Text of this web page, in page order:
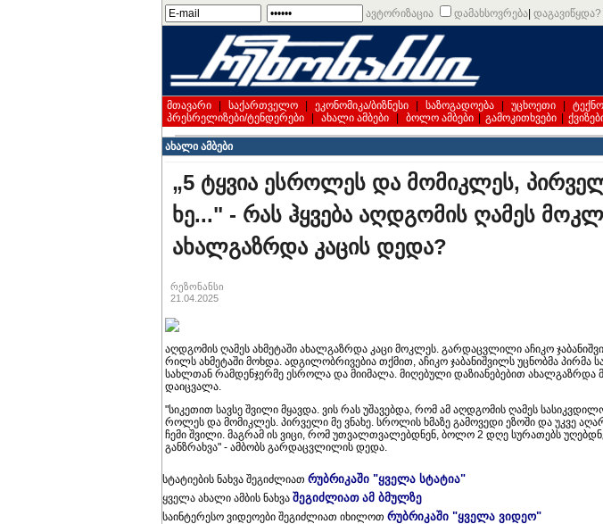
ავტორიზაცია დამახსოვრება დაგავიწყდა?
მთავარი საქართველო ეკონომიკა/ბიზნესი საზოგადოება უცხოეთი
პრესრელიზები/ტენდერები
ახალი ამბები ბოლო ამბები გამოკითხვები
ახალი ამბები
„5 ტყვია ეს­რო­ლეს და მო­მიკ­ლეს,
ხე..." - რას ჰყვება აღდგომის ღამეს
ახალგაზრდა კაცის დედა?
რეზონანსი
21.04.2025
აღ­დგო­მის ღა­მეს ახ­მე­ტა­ში ახალგაზრდა კაცი მოკ­ლეს. გარდაცვლილი აჩი­კო
რილს ახ­მე­ტა­ში მოხ­და. ად­გი­ლობ­რი­ვე­ბია თქმით, აჩი­კო ჯა­ბა­ნიშ­ვილს უც­ნობ­მა პირ­მა
სახ­ლთან რამ­დენ­ჯერ­მე ეს­რო­ლა და მი­ი­მა­ლა. მი­ღე­ბუ­ლი და­ზი­ა­ნე­ბე­ბით ახალ­გაზ­რდა
და­იც­ვა­ლა.
"სი­კე­თით სავ­სე შვი­ლი მყავ­და. ვის რას უშა­ვებ­და, რომ ამ აღ­დგო­მის ღა­მეს
რო­ლეს და მო­მიკ­ლეს. პირ­ვე­ლი მე ვნა­ხე. სრო­ლის ხმა­ზე გა­მო­ვე­დი ეზო­ში და უკვე
ჩემი შვი­ლი. მაგ­რამ ის ვიცი, რომ უთ­ვალ­თვა­ლებ­დნენ, ბოლო 2 დღე სუ­რა­თებს
გან­ზრახ­ვა" - ამ­ბობს გარ­დაც­ვლი­ლის დედა.
სტატიების ნახვა შეგიძლიათ რუბრიკაში "ყველა სტატია"
ყველა ახალი ამბის ნახვა შეგიძლიათ ამ ბმულზე
საინტერესო ვიდეოები შეგიძლიათ იხილოთ რუბრიკაში "ყველა ვიდეო"